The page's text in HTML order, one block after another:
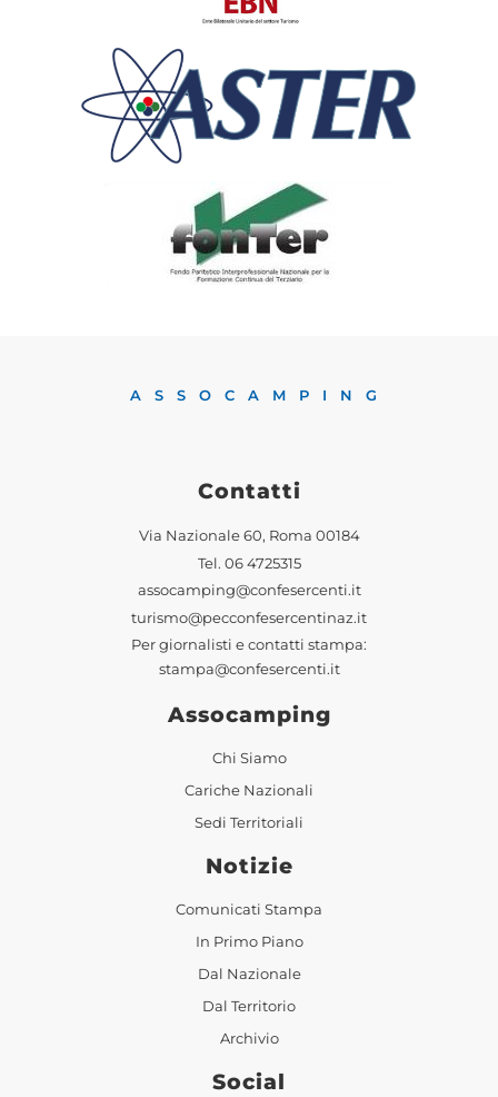
ASSOCAMPING
Contatti
Via Nazionale 60, Roma 00184
Tel. 06 4725315
assocamping@confesercenti.it
turismo@pecconfesercentinaz.it
Per giornalisti e contatti stampa:
stampa@confesercenti.it
Assocamping
Chi Siamo
Cariche Nazionali
Sedi Territoriali
Notizie
Comunicati Stampa
In Primo Piano
Dal Nazionale
Dal Territorio
Archivio
Social